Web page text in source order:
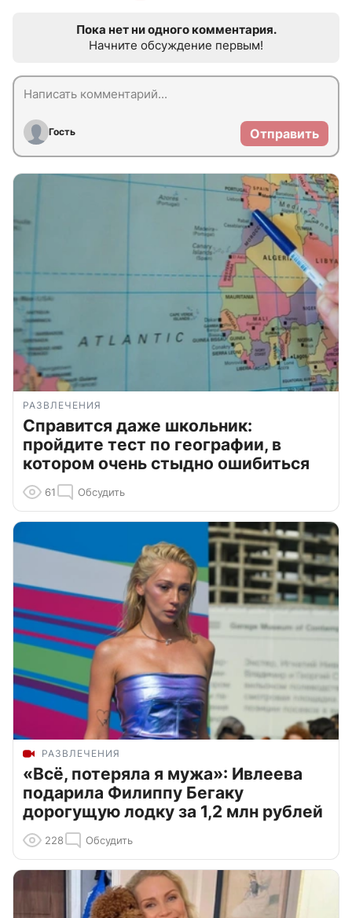
Пока нет ни одного комментария.
Начните обсуждение первым!
Гость Отправить
РАЗВЛЕЧЕНИЯ
Справится даже школьник:
пройдите тест по географии, в
котором очень стыдно ошибиться
61 Обсудить
РАЗВЛЕЧЕНИЯ
«Всё, потеряла я мужа»: Ивлеева
подарила Филиппу Бегаку
дорогущую лодку за 1,2 млн рублей
228 Обсудить